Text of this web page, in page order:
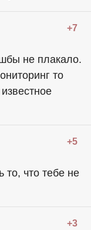
+7
не плакало.
то
+5
то, что тебе не
+3